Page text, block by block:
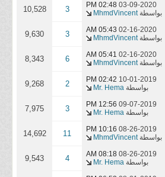
03-09-2020
02:48 PM
بواسطةMhmdVincent
3
10,528
02-16-2020
05:43 AM
بواسطةMhmdVincent
3
9,630
02-16-2020
05:41 AM
بواسطةMhmdVincent
6
8,343
10-01-2019
02:42 PM
بواسطة Mr. Hema
2
9,268
09-07-2019
12:56 PM
بواسطة Mr. Hema
3
7,975
08-26-2019
10:16 PM
بواسطةMhmdVincent
11
14,692
08-26-2019
08:18 AM
بواسطة Mr. Hema
4
9,543